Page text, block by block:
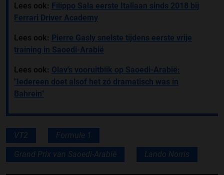
Lees ook: Filippo Sala eerste Italiaan sinds 2018 bij
Ferrari Driver Academy
Lees ook: Pierre Gasly snelste tijdens eerste vrije
training in Saoedi-Arabië
Lees ook: Olav's vooruitblik op Saoedi-Arabië:
"Iedereen doet alsof het zó dramatisch was in
Bahrein"
VT2 Formule 1
Grand Prix van Saoedi-Arabië Lando Norris